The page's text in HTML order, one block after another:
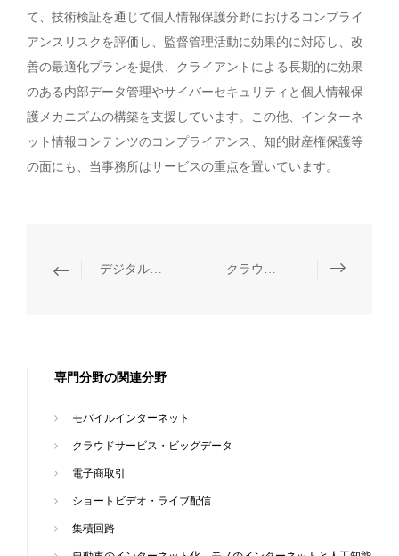
て、技術検証を通じて個人情報保護分野におけるコンプライ
アンスリスクを評価し、監督管理活動に効果的に対応し、改
善の最適化プランを提供、クライアントによる長期的に効果
のある内部データ管理やサイバーセキュリティと個人情報保
護メカニズムの構築を支援しています。この他、インターネ
ット情報コンテンツのコンプライアンス、知的財産権保護等
の面にも、当事務所はサービスの重点を置いています。
デジタル科学技術・人工知能 クラウドサービス・ビッグデータ
専門分野の関連分野
モバイルインターネット
クラウドサービス・ビッグデータ
電子商取引
ショートビデオ・ライブ配信
集積回路